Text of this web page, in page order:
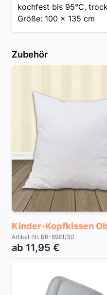
kochfest bis 95°C,
Größe: 100 x 135 cm
Zubehör
Kinder-Kopfkissen
Artikel-Nr. BR-8981/30
ab 11,95 €